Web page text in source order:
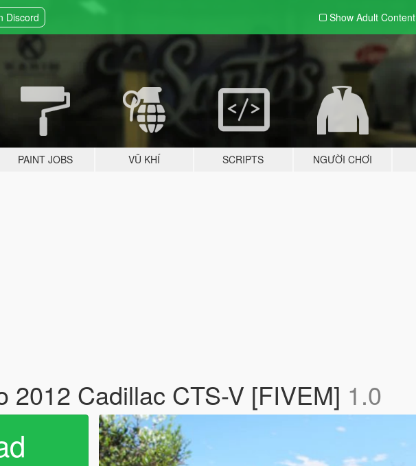
Discord Show Adult Content
PAINT JOBS VŨ KHÍ SCRIPTS NGƯỜI CHƠI
2012 Cadillac CTS-V [FIVEM] 1.0